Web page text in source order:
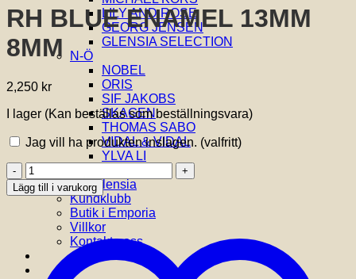
LILY AND ROSE
GEORG JENSEN
GLENSIA SELECTION
N-Ö
NOBEL
ORIS
SIF JAKOBS
SKAGEN
THOMAS SABO
VIDAL & VIDAL
YLVA LI
Om Glensia
Kundklubb
Butik i Emporia
Villkor
Kontakta oss
RH BLUE ENAMEL 13MM
8MM
2,250 kr
I lager (Kan beställas som beställningsvara)
Jag vill ha produkten inslagen. (valfritt)
GEORG
JENSEN
-
DAISY
DOUBLE
EARRING
SILVER
RH
Lägg till i varukorg